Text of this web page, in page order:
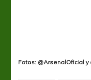
Fotos: @ArsenalOficial y